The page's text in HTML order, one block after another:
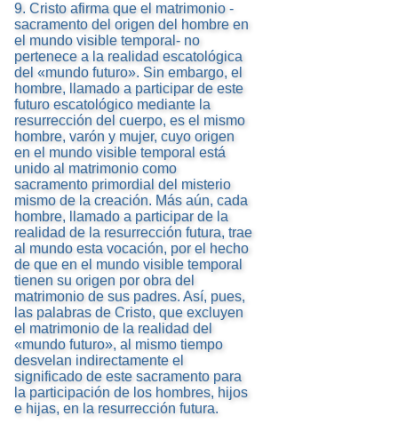
9. Cristo afirma que el matrimonio -
sacramento del origen del hombre en
el mundo visible temporal- no
pertenece a la realidad escatológica
del «mundo futuro». Sin embargo, el
hombre, llamado a participar de este
futuro escatológico mediante la
resurrección del cuerpo, es el mismo
hombre, varón y mujer, cuyo origen
en el mundo visible temporal está
unido al matrimonio como
sacramento primordial del misterio
mismo de la creación. Más aún, cada
hombre, llamado a participar de la
realidad de la resurrección futura, trae
al mundo esta vocación, por el hecho
de que en el mundo visible temporal
tienen su origen por obra del
matrimonio de sus padres. Así, pues,
las palabras de Cristo, que excluyen
el matrimonio de la realidad del
«mundo futuro», al mismo tiempo
desvelan indirectamente el
significado de este sacramento para
la participación de los hombres, hijos
e hijas, en la resurrección futura.